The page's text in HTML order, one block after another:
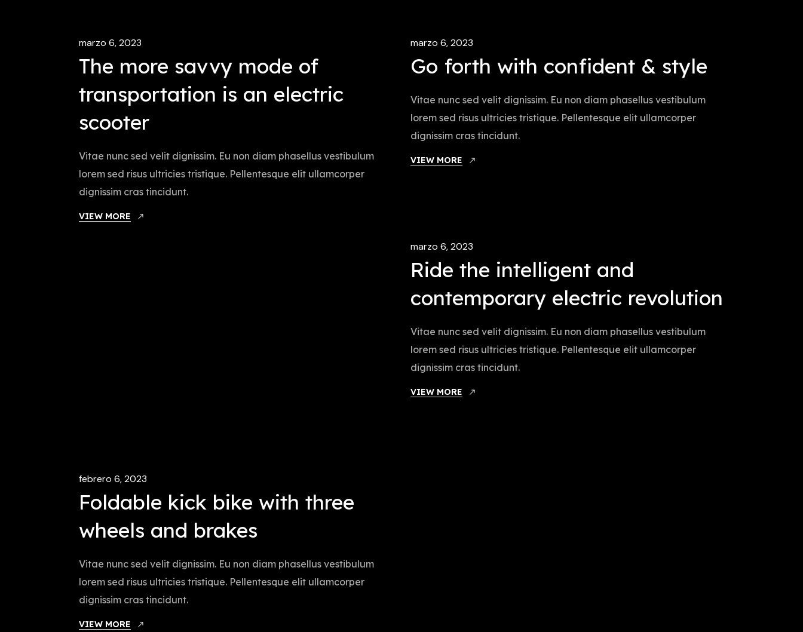
marzo 6, 2023
The more savvy mode of
transportation is an electric
scooter
Vitae nunc sed velit dignissim. Eu non diam phasellus vestibulum
lorem sed risus ultricies tristique. Pellentesque elit ullamcorper
dignissim cras tincidunt.
VIEW MORE
marzo 6, 2023
Go forth with confident & style
Vitae nunc sed velit dignissim. Eu non diam phasellus vestibulum
lorem sed risus ultricies tristique. Pellentesque elit ullamcorper
dignissim cras tincidunt.
VIEW MORE
marzo 6, 2023
Ride the intelligent and
contemporary electric revolution
Vitae nunc sed velit dignissim. Eu non diam phasellus vestibulum
lorem sed risus ultricies tristique. Pellentesque elit ullamcorper
dignissim cras tincidunt.
VIEW MORE
febrero 6, 2023
Foldable kick bike with three
wheels and brakes
Vitae nunc sed velit dignissim. Eu non diam phasellus vestibulum
lorem sed risus ultricies tristique. Pellentesque elit ullamcorper
dignissim cras tincidunt.
VIEW MORE